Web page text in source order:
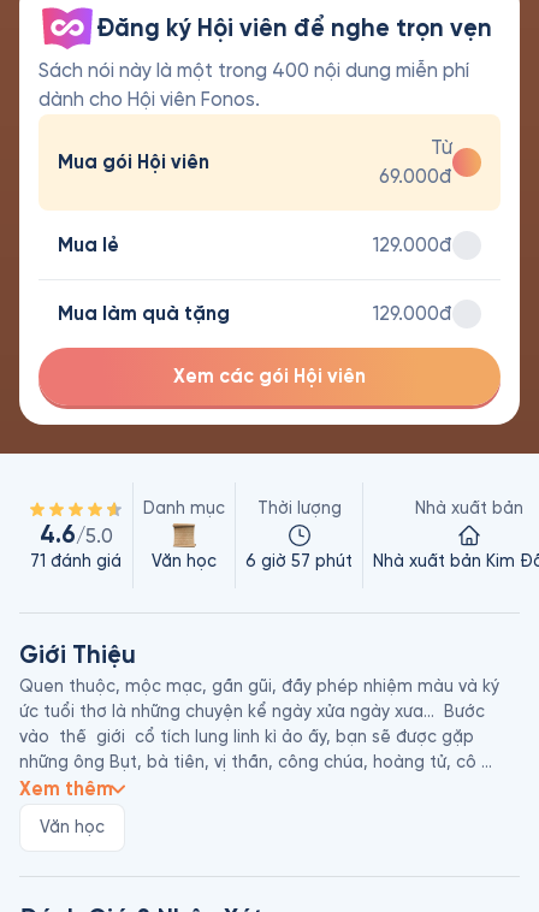
Đăng ký Hội viên để nghe trọn vẹn
Sách nói này là một trong 400 nội dung miễn phí
dành cho Hội viên Fonos.
Mua gói Hội viên
Từ
69.000đ
Mua lẻ 129.000đ
Mua làm quà tặng 129.000đ
Xem các gói Hội viên
4.6/5.0
71 đánh giá
Danh mục
Văn học
Thời lượng
6 giờ 57 phút
Nhà xuất bản
Nhà xuất bản Kim
Giới Thiệu
Quen thuộc, mộc mạc, gần gũi, đầy phép nhiệm màu và ký
ức tuổi thơ là những chuyện kể ngày xửa ngày xưa…  Bước
vào  thế  giới  cổ tích lung linh kì ảo ấy, bạn sẽ được gặp
những ông Bụt, bà tiên, vị thần, công chúa, hoàng tử, cô
Tấm, chàng Trương Chi, nàng Tô Thị, Thạch Sanh, Sọ Dừa,
loài cây, loại quả… và nhiều điều thú vị khác nữa. Những câu
Xem thêm
Văn học